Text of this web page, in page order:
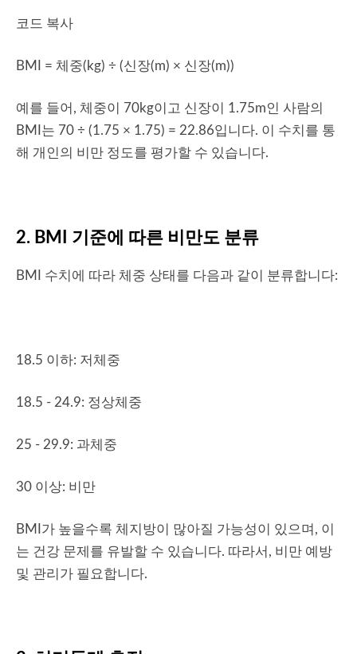
코드 복사
BMI = 체중(kg) ÷ (신장(m) × 신장(m))
예를 들어, 체중이 70kg이고 신장이 1.75m인 사람의
BMI는 70 ÷ (1.75 × 1.75) = 22.86입니다. 이 수치를 통
해 개인의 비만 정도를 평가할 수 있습니다.
2. BMI 기준에 따른 비만도 분류
BMI 수치에 따라 체중 상태를 다음과 같이 분류합니다:
18.5 이하: 저체중
18.5 - 24.9: 정상체중
25 - 29.9: 과체중
30 이상: 비만
BMI가 높을수록 체지방이 많아질 가능성이 있으며, 이
는 건강 문제를 유발할 수 있습니다. 따라서, 비만 예방
및 관리가 필요합니다.